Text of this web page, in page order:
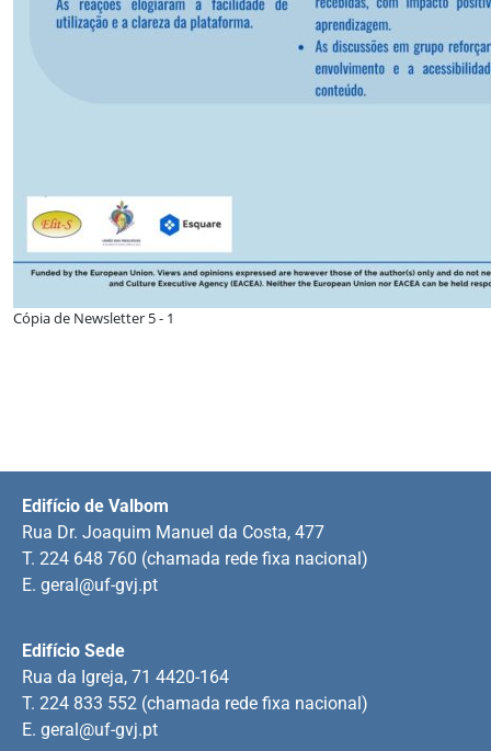
Cópia de Newsletter 5 - 1
Edifício Sede
Rua da Igreja, 71 4420-164
T. 224 833 552 (chamada rede fixa nacional)
E. geral@uf-gvj.pt
Edifício de Valbom
Rua Dr. Joaquim Manuel da Costa, 477
T. 224 648 760 (chamada rede fixa nacional)
E. geral@uf-gvj.pt